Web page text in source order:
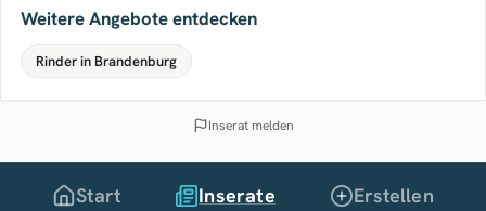
Weitere Angebote entdecken
Rinder in Brandenburg
Inserat melden
Start Inserate Erstellen